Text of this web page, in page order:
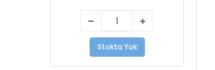
Stokta Yok